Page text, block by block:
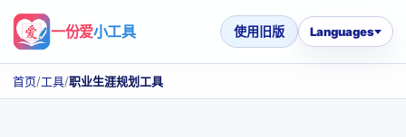
一份爱小工具 使用旧版 Languages
首页/工具/职业生涯规划工具